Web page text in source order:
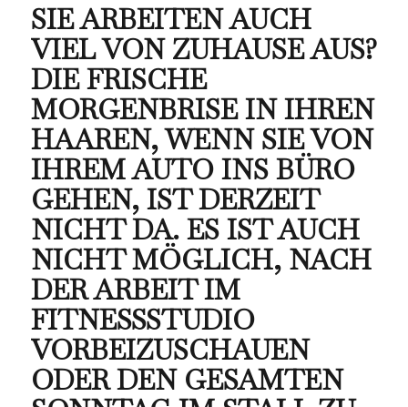
SIE ARBEITEN AUCH
VIEL VON ZUHAUSE AUS?
DIE FRISCHE
MORGENBRISE IN IHREN
HAAREN, WENN SIE VON
IHREM AUTO INS BÜRO
GEHEN, IST DERZEIT
NICHT DA. ES IST AUCH
NICHT MÖGLICH, NACH
DER ARBEIT IM
FITNESSSTUDIO
VORBEIZUSCHAUEN
ODER DEN GESAMTEN